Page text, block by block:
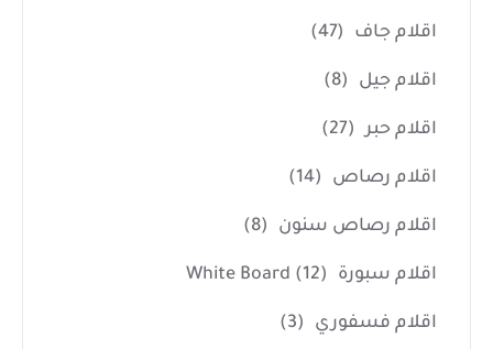
اقلام جاف (47)
اقلام جيل (8)
اقلام حبر (27)
اقلام رصاص (14)
اقلام رصاص سنون (8)
اقلام سبورة White Board (12)
اقلام فسفوري (3)